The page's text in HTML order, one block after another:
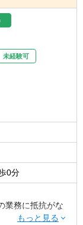
16:30に帰るこ
の授業のある日
通学することが
アシスタントマ
シニアマネージ
クを導入して
は更に柔軟に対
ク制度は週3日
資料のクラウド
応が可能となっ
なります。（改
未経験可
0分
業務に抵抗がな